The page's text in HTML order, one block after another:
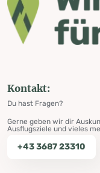
Kontakt:
Du hast Fragen?
Gerne geben wir dir
Ausflugsziele und vieles
+43 3687 23310